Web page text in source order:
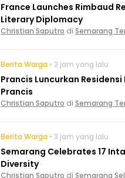
France Launches Rimbaud
Literary Diplomacy
Christian Saputro di Semarang
Berita Warga • 2 jam yang lalu
Prancis Luncurkan
Prancis
Christian Saputro di Semarang
Berita Warga • 3 jam yang lalu
Semarang Celebrates 17
Diversity
Christian Saputro di Semarang